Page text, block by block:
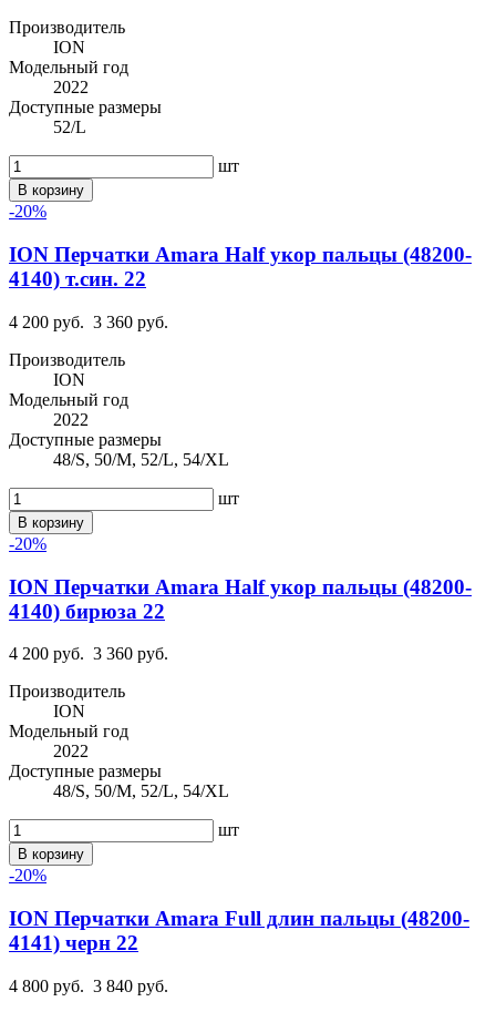
Производитель
ION
Модельный год
2022
Доступные размеры
52/L
шт
В корзину
-20%
ION Перчатки Amara Half укор пальцы (48200-
4140) т.син. 22
4 200 руб. 3 360 руб.
Производитель
ION
Модельный год
2022
Доступные размеры
48/S, 50/M, 52/L, 54/XL
шт
В корзину
-20%
ION Перчатки Amara Half укор пальцы (48200-
4140) бирюза 22
4 200 руб. 3 360 руб.
Производитель
ION
Модельный год
2022
Доступные размеры
48/S, 50/M, 52/L, 54/XL
шт
В корзину
-20%
ION Перчатки Amara Full длин пальцы (48200-
4141) черн 22
4 800 руб. 3 840 руб.